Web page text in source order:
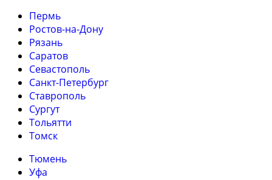
Пермь
Ростов-на-Дону
Рязань
Саратов
Севастополь
Санкт-Петербург
Ставрополь
Сургут
Тольятти
Томск
Тюмень
Уфа